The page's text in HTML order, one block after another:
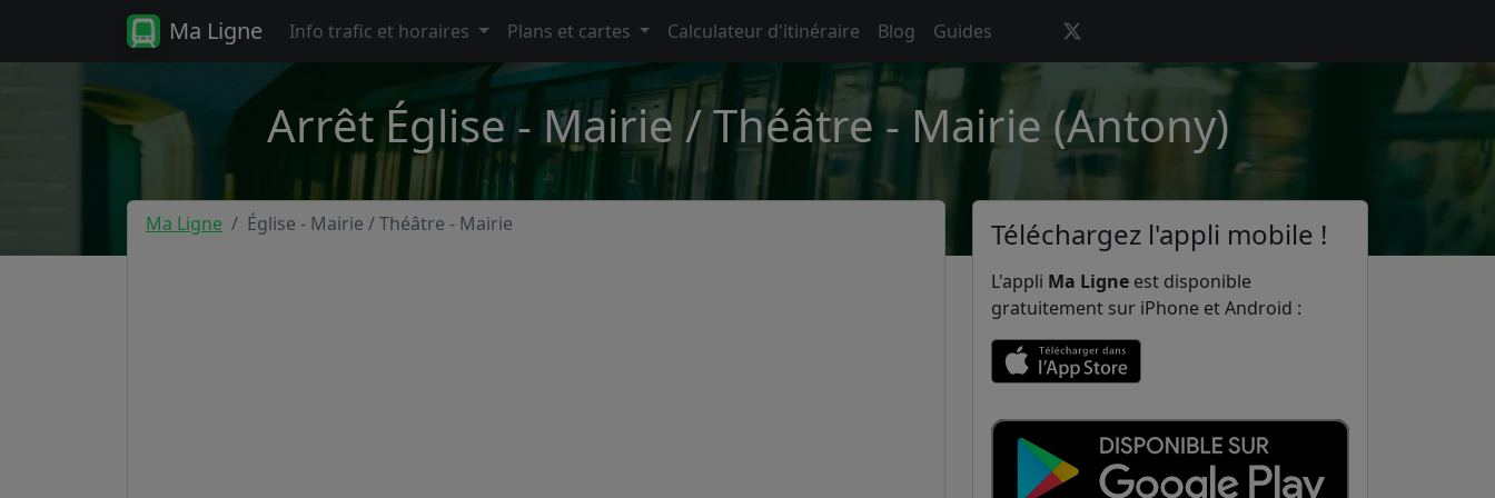
Ma Ligne Info trafic et horaires Plans et cartes Calculateur d'itinéraire Blog Guides
Arrêt Église - Mairie / Théâtre - Mairie (Antony)
Ma Ligne Église - Mairie / Théâtre - Mairie Téléchargez l'appli mobile !
L'appli Ma Ligne est disponible
gratuitement sur iPhone et Android :